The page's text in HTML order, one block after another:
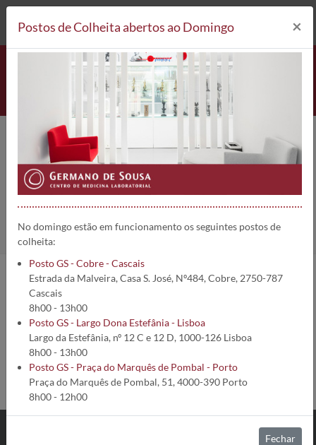
212 693 530* Postos de Colheita
RAST-Anchova (f313) | 2283
Home Análises
Informações da análise:
Código da análise:2283
Tempo de execução:8 Dias úteis
Método:Ensaio Enzimoimunofluorimétrico
Condições de Colheita:Soro (200 µL)
Estabilidade da amostra:Estável 1 semana - 2-8ºC
Postos de Colheita abertos ao Domingo ×
No domingo estão em funcionamento os seguintes postos de
colheita:
Posto GS - Cobre - Cascais
Estrada da Malveira, Casa S. José, Nº484, Cobre, 2750-787
Cascais
8h00 - 13h00
Posto GS - Largo Dona Estefânia - Lisboa
Largo da Estefânia, nº 12 C e 12 D, 1000-126 Lisboa
8h00 - 13h00
Posto GS - Praça do Marquês de Pombal - Porto
Praça do Marquês de Pombal, 51, 4000-390 Porto
8h00 - 12h00
Fechar